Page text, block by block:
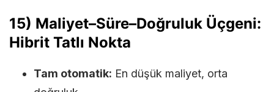
15) Maliyet–Süre–Doğruluk Üçgeni:
Hibrit Tatlı Nokta
Tam otomatik: En düşük maliyet, orta